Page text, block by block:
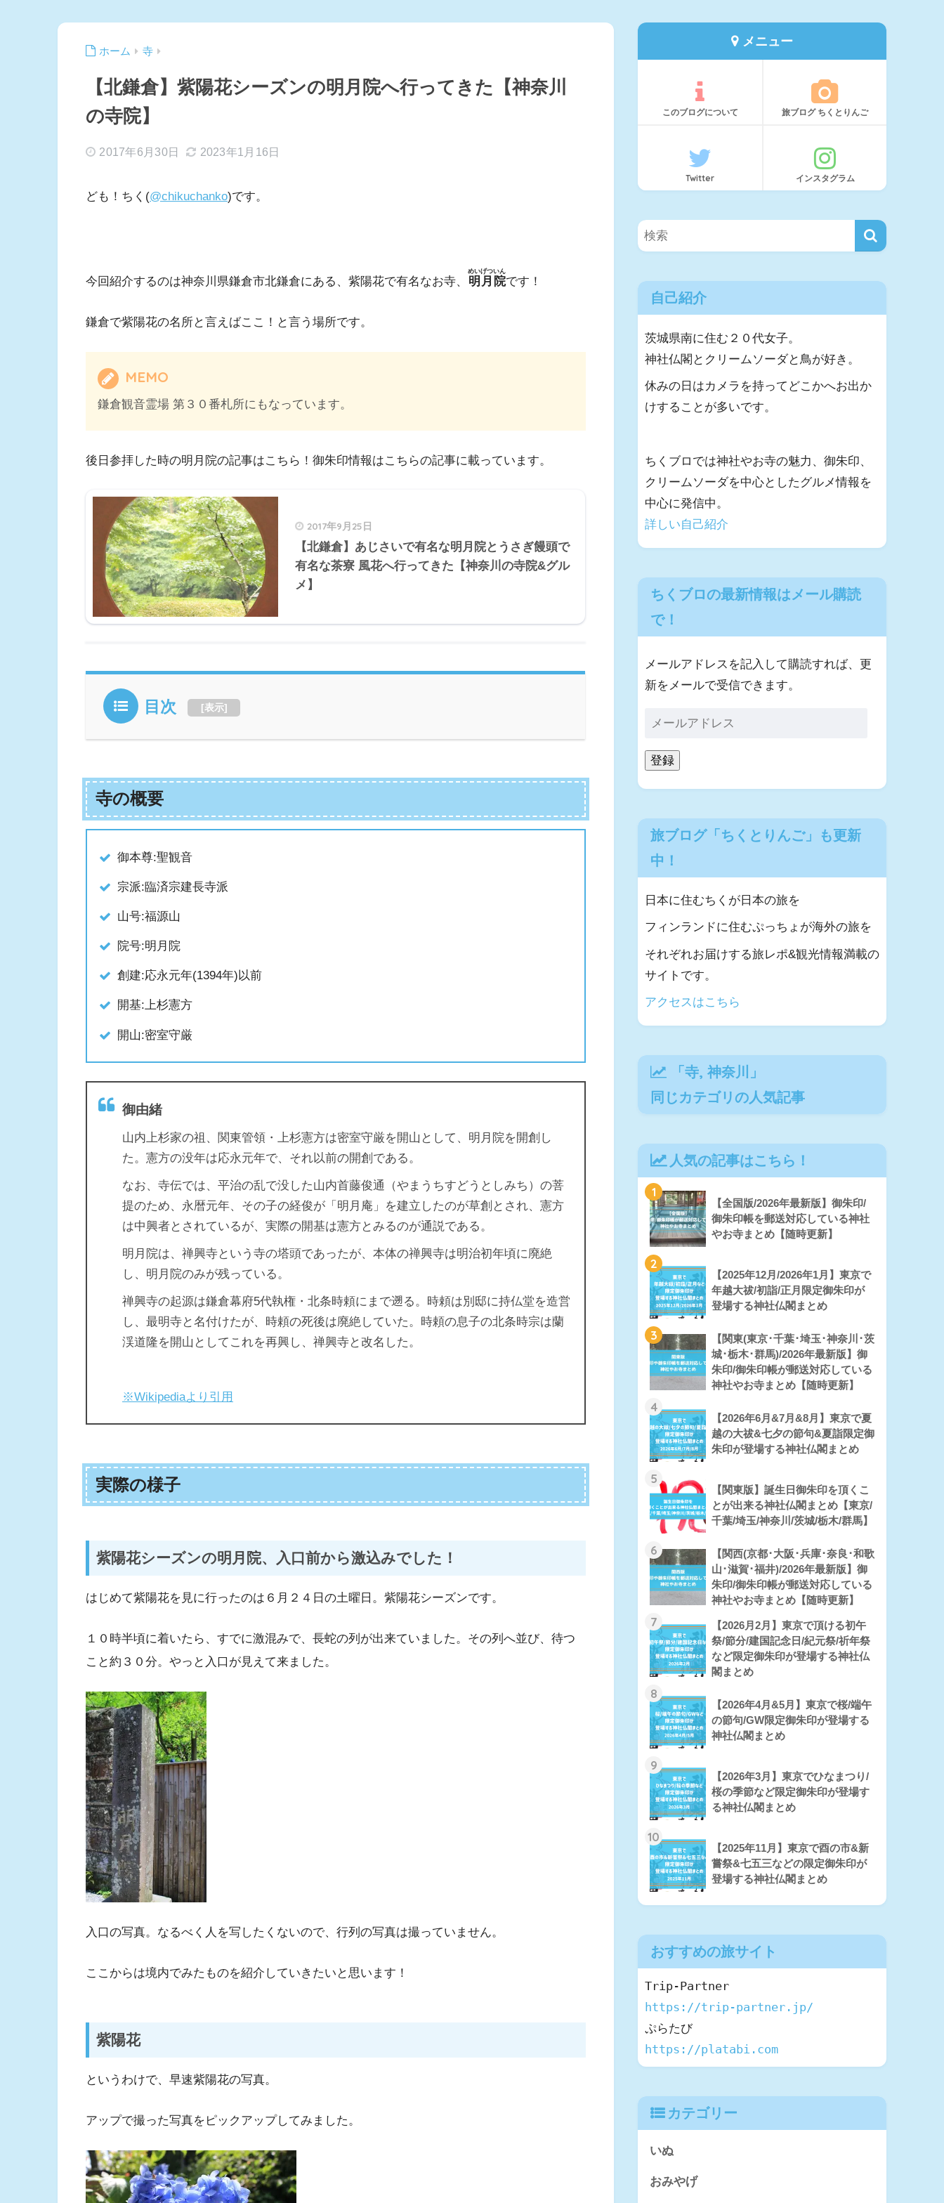
ホーム 寺
【北鎌倉】紫陽花シーズンの明月院へ行ってきた【神奈川
の寺院】
2017年6月30日 2023年1月16日
ども！ちく(@chikuchanko)です。
今回紹介するのは神奈川県鎌倉市北鎌倉にある、紫陽花で有名なお寺、 明月院
めいげついん
です！
鎌倉で紫陽花の名所と言えばここ！と言う場所です。
MEMO
鎌倉観音霊場 第３０番札所にもなっています。
後日参拝した時の明月院の記事はこちら！御朱印情報はこちらの記事に載っています。
2017年9月25日
【北鎌倉】あじさいで有名な明月院とうさぎ饅頭で
有名な茶寮 風花へ行ってきた【神奈川の寺院&グル
メ】
目次 [表示]
寺の概要
御本尊:聖観音
宗派:臨済宗建長寺派
山号:福源山
院号:明月院
創建:応永元年(1394年)以前
開基:上杉憲方
開山:密室守厳
御由緒
山内上杉家の祖、関東管領・上杉憲方は密室守厳を開山として、明月院を開創し
た。憲方の没年は応永元年で、それ以前の開創である。
なお、寺伝では、平治の乱で没した山内首藤俊通（やまうちすどうとしみち）の菩
提のため、永暦元年、その子の経俊が「明月庵」を建立したのが草創とされ、憲方
は中興者とされているが、実際の開基は憲方とみるのが通説である。
明月院は、禅興寺という寺の塔頭であったが、本体の禅興寺は明治初年頃に廃絶
し、明月院のみが残っている。
禅興寺の起源は鎌倉幕府5代執権・北条時頼にまで遡る。時頼は別邸に持仏堂を造営
し、最明寺と名付けたが、時頼の死後は廃絶していた。時頼の息子の北条時宗は蘭
渓道隆を開山としてこれを再興し、禅興寺と改名した。
※Wikipediaより引用
実際の様子
紫陽花シーズンの明月院、入口前から激込みでした！
はじめて紫陽花を見に行ったのは６月２４日の土曜日。紫陽花シーズンです。
１０時半頃に着いたら、すでに激混みで、長蛇の列が出来ていました。その列へ並び、待つ
こと約３０分。やっと入口が見えて来ました。
入口の写真。なるべく人を写したくないので、行列の写真は撮っていません。
ここからは境内でみたものを紹介していきたいと思います！
紫陽花
というわけで、早速紫陽花の写真。
アップで撮った写真をピックアップしてみました。
メニュー
このブログについて 旅ブログ ちくとりんご
Twitter インスタグラム
自己紹介
茨城県南に住む２０代女子。
神社仏閣とクリームソーダと鳥が好き。
休みの日はカメラを持ってどこかへお出か
けすることが多いです。
ちくブロでは神社やお寺の魅力、御朱印、
クリームソーダを中心としたグルメ情報を
中心に発信中。
詳しい自己紹介
ちくブロの最新情報はメール購読
で！
メールアドレスを記入して購読すれば、更
新をメールで受信できます。
登録
旅ブログ「ちくとりんご」も更新
中！
日本に住むちくが日本の旅を
フィンランドに住むぷっちょが海外の旅を
それぞれお届けする旅レポ&観光情報満載の
サイトです。
アクセスはこちら
「寺, 神奈川 」
同じカテゴリの人気記事
人気の記事はこちら！
1
【全国版/2026年最新版】御朱印/
御朱印帳を郵送対応している神社
やお寺まとめ【随時更新】
2
【2025年12月/2026年1月】東京で
年越大祓/初詣/正月限定御朱印が
登場する神社仏閣まとめ
3
【関東(東京･千葉･埼玉･神奈川･茨
城･栃木･群馬)/2026年最新版】御
朱印/御朱印帳が郵送対応している
神社やお寺まとめ【随時更新】
4
【2026年6月&7月&8月】東京で夏
越の大祓&七夕の節句&夏詣限定御
朱印が登場する神社仏閣まとめ
5
【関東版】誕生日御朱印を頂くこ
とが出来る神社仏閣まとめ【東京/
千葉/埼玉/神奈川/茨城/栃木/群馬】
6
【関西(京都･大阪･兵庫･奈良･和歌
山･滋賀･福井)/2026年最新版】御
朱印/御朱印帳が郵送対応している
神社やお寺まとめ【随時更新】
7
【2026月2月】東京で頂ける初午
祭/節分/建国記念日/紀元祭/祈年祭
など限定御朱印が登場する神社仏
閣まとめ
8
【2026年4月&5月】東京で桜/端午
の節句/GW限定御朱印が登場する
神社仏閣まとめ
9
【2026年3月】東京でひなまつり/
桜の季節など限定御朱印が登場す
る神社仏閣まとめ
10
【2025年11月】東京で酉の市&新
嘗祭&七五三などの限定御朱印が
登場する神社仏閣まとめ
おすすめの旅サイト
https://trip-partner.jp/
https://platabi.com
カテゴリー
いぬ
おみやげ